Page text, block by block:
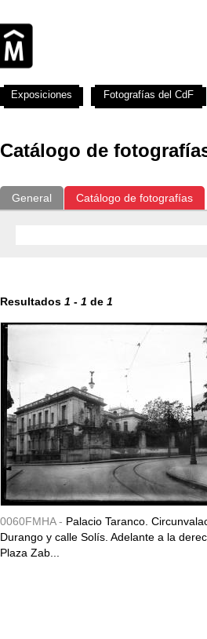
Catálogo de
General Catálogo de fotografías
Resultados 1 - 1 de 1
0060FMHA - Palacio Taranco.
Durango y calle Solís. Adelante a la
Plaza Zab...
Exposiciones Fotografías del CdF